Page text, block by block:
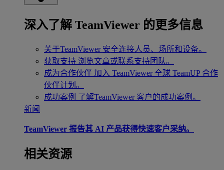
深入了解 TeamViewer 的更多信息
关于TeamViewer 安全连接人员、场所和设备。
获取支持 浏览文章或联系支持团队。
成为合作伙伴 加入 TeamViewer 全球 TeamUP 合作
伙伴计划。
成功案例 了解TeamViewer 客户的成功案例。
新闻
TeamViewer 报告其 AI 产品获得快速客户采纳。
相关资源